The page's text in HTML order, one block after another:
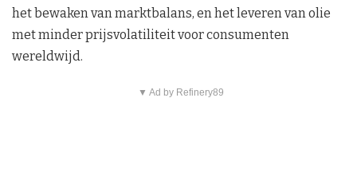
het bewaken van marktbalans, en het leveren van olie
met minder prijsvolatiliteit voor consumenten
wereldwijd.
▼ Ad by Refinery89